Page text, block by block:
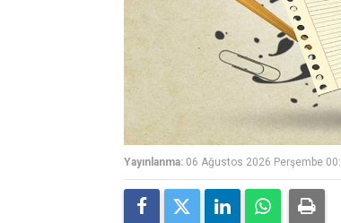
Yayınlanma: 06 Ağustos 2026 Perşembe